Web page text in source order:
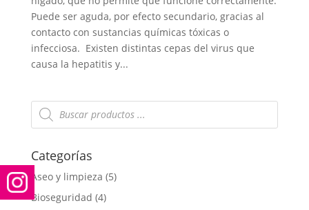
Puede ser aguda, por efecto secundario, gracias al
contacto con sustancias químicas tóxicas o
infecciosa. Existen distintas cepas del virus que
causa la hepatitis y...
Búsqueda
de
productos
Categorías
Aseo y limpieza (5)
Bioseguridad (4)